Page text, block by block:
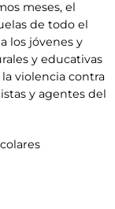
meses, el
de todo el
los jóvenes y
y educativas
violencia contra
y agentes del